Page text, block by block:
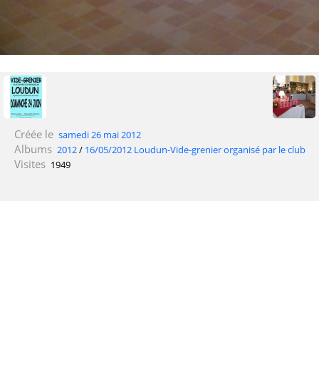
Créée le samedi 26 mai 2012
Albums 2012/ 16/05/2012 Loudun-Vide-grenier organisé par le club
Visites 1949